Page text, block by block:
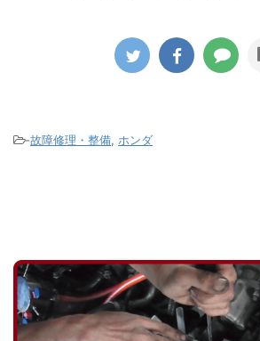
パン
を駆動するのですが漏れた冷
着したのかゴムの破片が大量
ンプの軸部分のシール不良が
-故障修理・整備, ホンダ